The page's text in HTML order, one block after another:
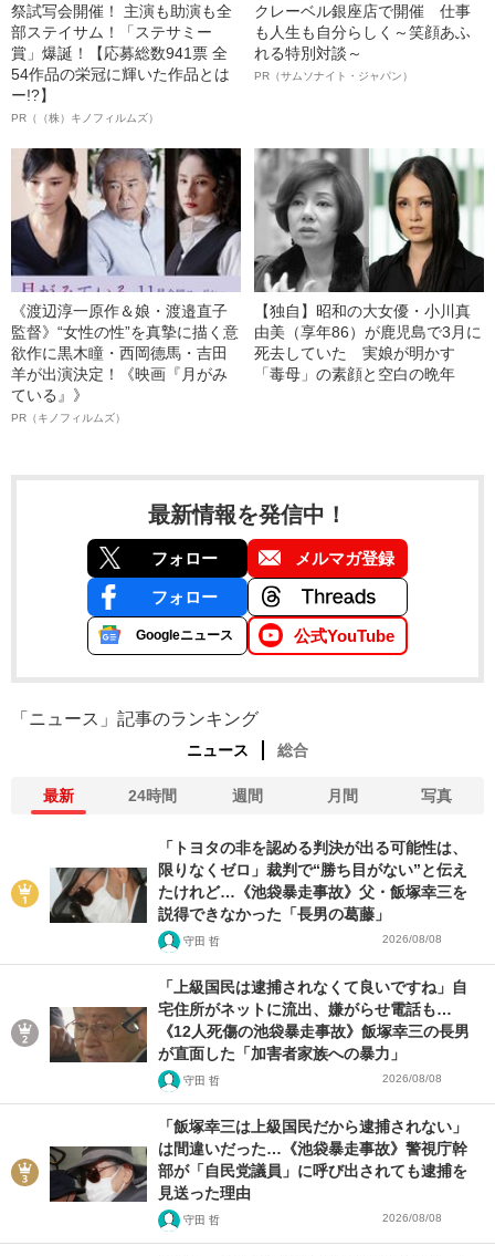
祭試写会開催！ 主演も助演も全
部ステイサム！「ステサミー
賞」爆誕！【応募総数941票 全
54作品の栄冠に輝いた作品とは
ー!?】
PR（（株）キノフィルムズ）
クレーベル銀座店で開催 仕事
も人生も自分らしく～笑顔あふ
れる特別対談～
PR（サムソナイト・ジャパン）
《渡辺淳一原作＆娘・渡邉直子
監督》“女性の性”を真摯に描く意
欲作に黒木瞳・西岡德馬・吉田
羊が出演決定！《映画『月がみ
ている』》
PR（キノフィルムズ）
【独自】昭和の大女優・小川真
由美（享年86）が鹿児島で3月に
死去していた 実娘が明かす
「毒母」の素顔と空白の晩年
最新情報を発信中！
フォロー メルマガ登録
フォロー
Googleニュース 公式YouTube
「ニュース」記事のランキング
ニュース 総合
最新 24時間 週間 月間 写真
「トヨタの非を認める判決が出る可能性は、
限りなくゼロ」裁判で“勝ち目がない”と伝え
たけれど…《池袋暴走事故》父・飯塚幸三を
説得できなかった「長男の葛藤」
守田 哲 2026/08/08
「上級国民は逮捕されなくて良いですね」自
宅住所がネットに流出、嫌がらせ電話も…
《12人死傷の池袋暴走事故》飯塚幸三の長男
が直面した「加害者家族への暴力」
守田 哲 2026/08/08
「飯塚幸三は上級国民だから逮捕されない」
は間違いだった…《池袋暴走事故》警視庁幹
部が「自民党議員」に呼び出されても逮捕を
見送った理由
守田 哲 2026/08/08